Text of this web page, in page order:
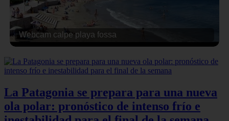
Webcam calpe playa fossa
La Patagonia se prepara para una nueva
ola polar: pronóstico de intenso frío e